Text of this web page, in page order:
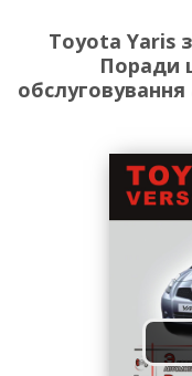
Toyota Yaris
Поради